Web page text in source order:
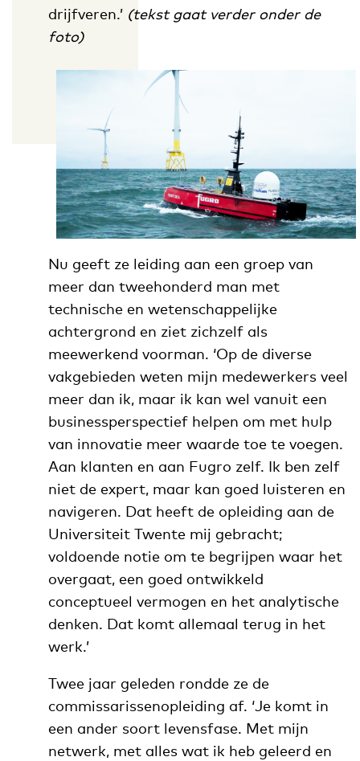
drijfveren.’ (tekst gaat verder onder de
foto)
Nu geeft ze leiding aan een groep van
meer dan tweehonderd man met
technische en wetenschappelijke
achtergrond en ziet zichzelf als
meewerkend voorman. ‘Op de diverse
vakgebieden weten mijn medewerkers veel
meer dan ik, maar ik kan wel vanuit een
businessperspectief helpen om met hulp
van innovatie meer waarde toe te voegen.
Aan klanten en aan Fugro zelf. Ik ben zelf
niet de expert, maar kan goed luisteren en
navigeren. Dat heeft de opleiding aan de
Universiteit Twente mij gebracht;
voldoende notie om te begrijpen waar het
overgaat, een goed ontwikkeld
conceptueel vermogen en het analytische
denken. Dat komt allemaal terug in het
werk.’
Twee jaar geleden rondde ze de
commissarissenopleiding af. ‘Je komt in
een ander soort levensfase. Met mijn
netwerk, met alles wat ik heb geleerd en